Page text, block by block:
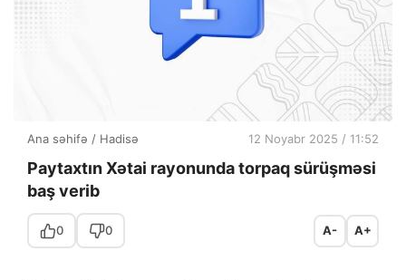
Ana səhifə / Hadisə 12 Noyabr 2025 / 11:52
Paytaxtın Xətai rayonunda torpaq sürüşməsi
baş verib
0 0 A- A+